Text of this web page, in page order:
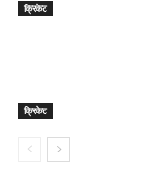
क्रिकेट
क्रिकेट